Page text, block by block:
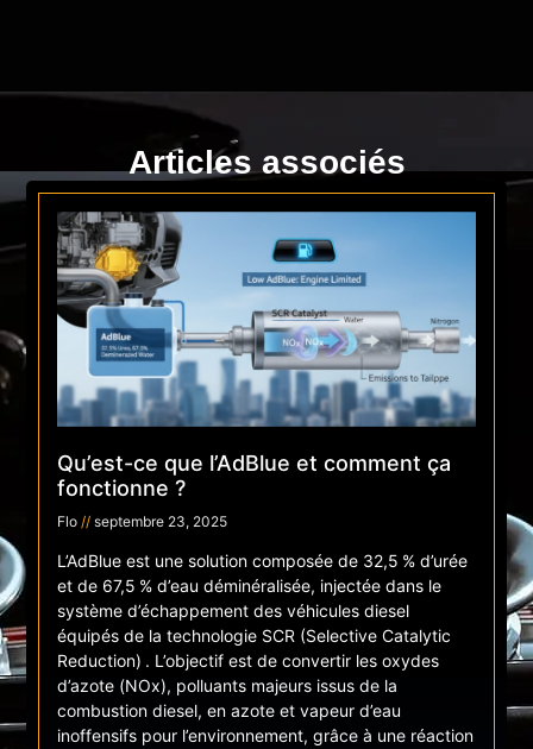
Articles associés
Qu’est-ce que l’AdBlue et comment ça
fonctionne ?
Flo septembre 23, 2025
L’AdBlue est une solution composée de 32,5 % d’urée
et de 67,5 % d’eau déminéralisée, injectée dans le
système d’échappement des véhicules diesel
équipés de la technologie SCR (Selective Catalytic
Reduction) . L’objectif est de convertir les oxydes
d’azote (NOx), polluants majeurs issus de la
combustion diesel, en azote et vapeur d’eau
inoffensifs pour l’environnement, grâce à une réaction